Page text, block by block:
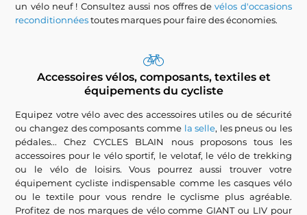
un vélo neuf ! Consultez aussi nos offres devélos d'occasions
reconditionnéestoutes marques pour faire des économies.
Accessoires vélos, composants, textiles et
équipements du cycliste
Equipez votre vélo avec des accessoires utiles ou de sécurité
ou changez des composants comme la selle, les pneus ou les
pédales... Chez CYCLES BLAIN nous proposons tous les
accessoires pour le vélo sportif, le velotaf, le vélo de trekking
ou le vélo de loisirs. Vous pourrez aussi trouver votre
équipement cycliste indispensable comme les casques vélo
ou le textile pour vous rendre le cyclisme plus agréable.
Profitez de nos marques de vélo comme GIANT ou LIV pour